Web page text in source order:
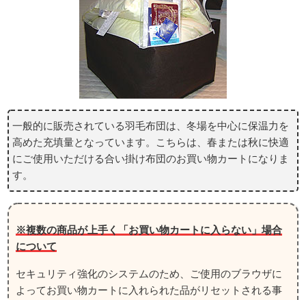
一般的に販売されている羽毛布団は、冬場を中心に保温力を
高めた充填量となっています。こちらは、春または秋に快適
にご使用いただける合い掛け布団のお買い物カートになりま
す。
※複数の商品が上手く「お買い物カートに入らない」場合
について
セキュリティ強化のシステムのため、ご使用のブラウザに
よってお買い物カートに入れられた品がリセットされる事